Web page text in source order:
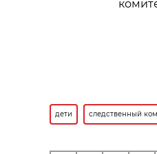
дети следственный